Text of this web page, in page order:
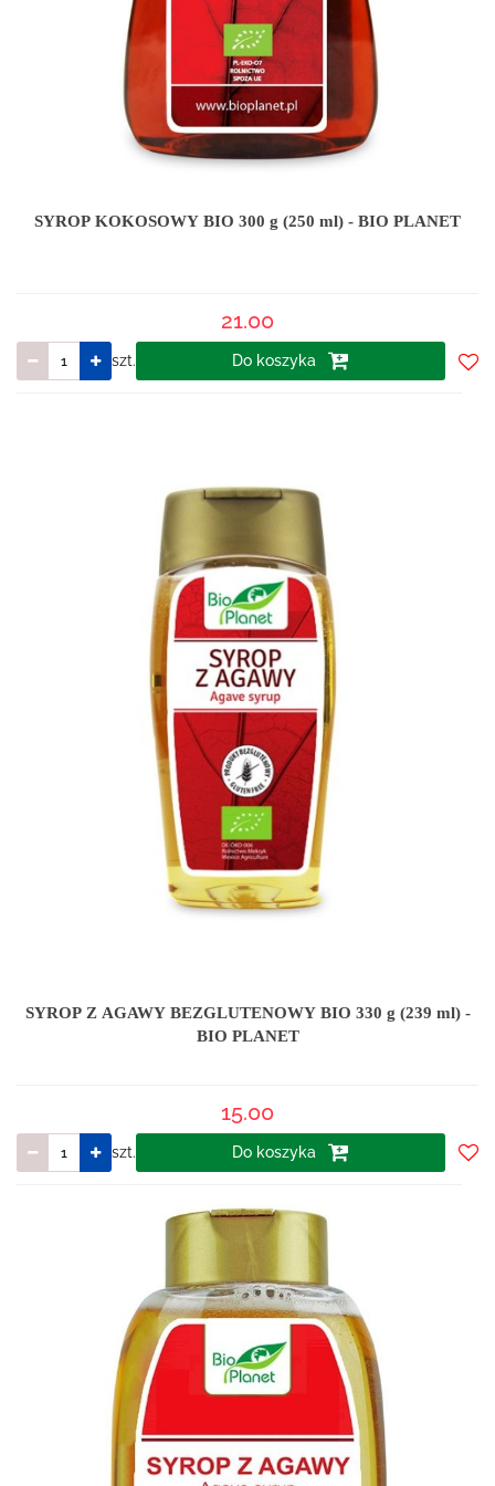
SYROP KOKOSOWY BIO 300 g (250 ml) - BIO PLANET
21.00
szt. Do koszyka
SYROP Z AGAWY BEZGLUTENOWY BIO 330 g (239 ml) -
BIO PLANET
15.00
szt. Do koszyka